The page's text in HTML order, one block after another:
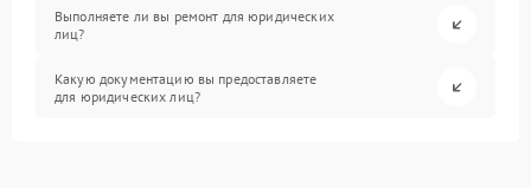
Выполняете ли вы ремонт для юридических
лиц?
Какую документацию вы предоставляете
для юридических лиц?